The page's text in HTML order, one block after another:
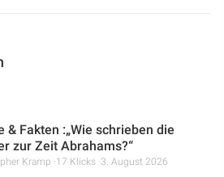
& Fakten :„Wie schrieben die
zur Zeit Abrahams?“
Kramp 17 Klicks 3. August 2026